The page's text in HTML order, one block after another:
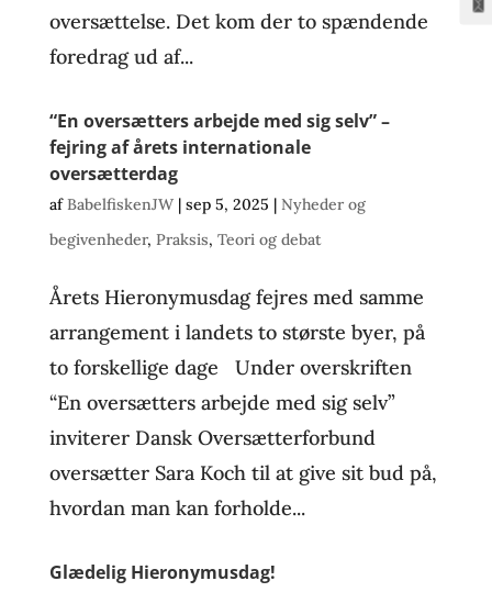
oversættelse. Det kom der to spændende
foredrag ud af...
“En oversætters arbejde med sig selv” –
fejring af årets internationale
oversætterdag
afBabelfiskenJW| sep 5, 2025 | Nyheder og
begivenheder, Praksis, Teori og debat
Årets Hieronymusdag fejres med samme
arrangement i landets to største byer, på
to forskellige dage Under overskriften
“En oversætters arbejde med sig selv”
inviterer Dansk Oversætterforbund
oversætter Sara Koch til at give sit bud på,
hvordan man kan forholde...
Glædelig Hieronymusdag!